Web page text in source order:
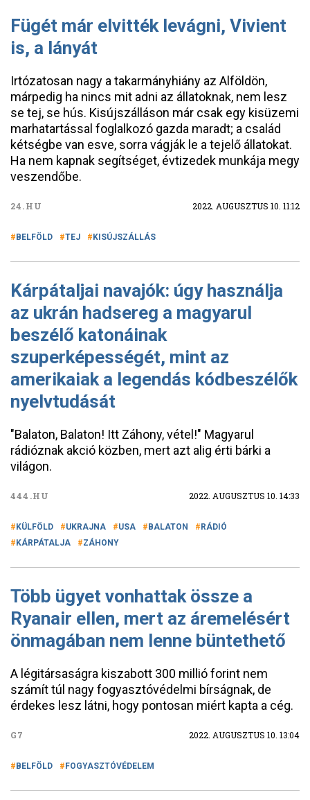
Fügét már elvitték levágni, Vivient
is, a lányát
Irtózatosan nagy a takarmányhiány az Alföldön,
márpedig ha nincs mit adni az állatoknak, nem lesz
se tej, se hús. Kisújszálláson már csak egy kisüzemi
marhatartással foglalkozó gazda maradt; a család
kétségbe van esve, sorra vágják le a tejelő állatokat.
Ha nem kapnak segítséget, évtizedek munkája megy
veszendőbe.
24.HU 2022. AUGUSZTUS 10. 11:12
BELFÖLD TEJ KISÚJSZÁLLÁS
Kárpátaljai navajók: úgy használja
az ukrán hadsereg a magyarul
beszélő katonáinak
szuperképességét, mint az
amerikaiak a legendás kódbeszélők
nyelvtudását
"Balaton, Balaton! Itt Záhony, vétel!" Magyarul
rádióznak akció közben, mert azt alig érti bárki a
világon.
444.HU 2022. AUGUSZTUS 10. 14:33
KÜLFÖLD UKRAJNA USA BALATON
RÁDIÓ
KÁRPÁTALJA
ZÁHONY
Több ügyet vonhattak össze a
Ryanair ellen, mert az áremelésért
önmagában nem lenne büntethető
A légitársaságra kiszabott 300 millió forint nem
számít túl nagy fogyasztóvédelmi bírságnak, de
érdekes lesz látni, hogy pontosan miért kapta a cég.
G7 2022. AUGUSZTUS 10. 13:04
BELFÖLD FOGYASZTÓVÉDELEM